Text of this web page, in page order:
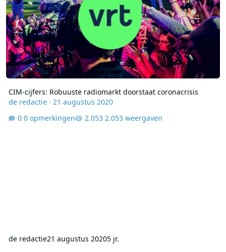
CIM-cijfers: Robuuste radiomarkt doorstaat coronacrisis
de redactie· 21 augustus 2020
0 opmerkingen
2.053 weergaven
de redactie21 augustus 20205 jr.